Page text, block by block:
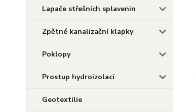
Lapače střešních splavenin
Zpětné kanalizační klapky
Poklopy
Prostup hydroizolací
Geotextilie